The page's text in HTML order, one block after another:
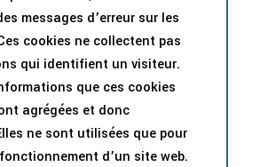
messages d’erreur sur les
cookies ne collectent pas
qui identifient un visiteur.
que ces cookies
agrégées et donc
ne sont utilisées que pour
d’un site web.